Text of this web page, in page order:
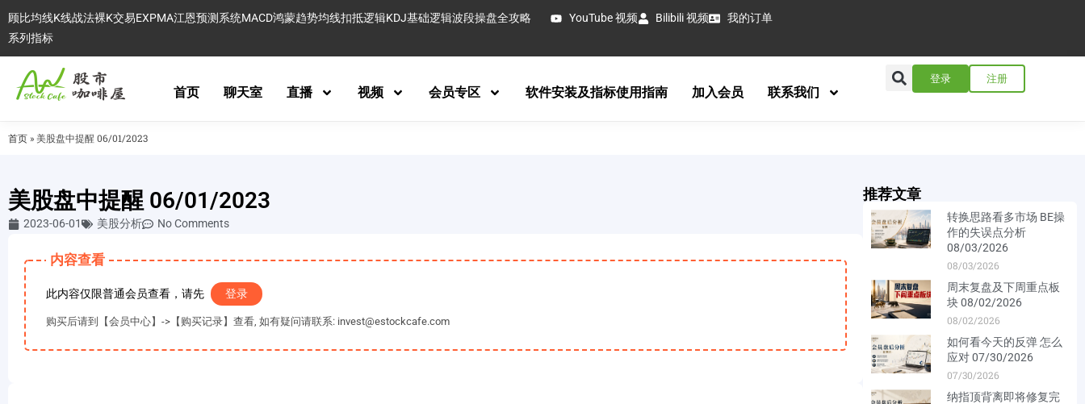
顾比均线K线战法裸K交易EXPMA江恩预测系统MACD鸿蒙趋势均线扣抵逻辑KDJ基础逻辑波段操盘全攻略
系列指标
YouTube 视频 Bilibili 视频 我的订单
首页 聊天室 直播 视频 会员专区 软件安装及指标使用指南 加入会员 联系我们
登录 注册
首页 » 美股盘中提醒 06/01/2023
美股盘中提醒 06/01/2023
2023-06-01 美股分析 No Comments
内容查看
此内容仅限普通会员查看，请先 登录
购买后请到【会员中心】->【购买记录】查看, 如有疑问请联系: invest@estockcafe.com
推荐文章
转换思路看多市场 BE操
作的失误点分析
08/03/2026
08/03/2026
周末复盘及下周重点板
块 08/02/2026
08/02/2026
如何看今天的反弹 怎么
应对 07/30/2026
07/30/2026
纳指顶背离即将修复完